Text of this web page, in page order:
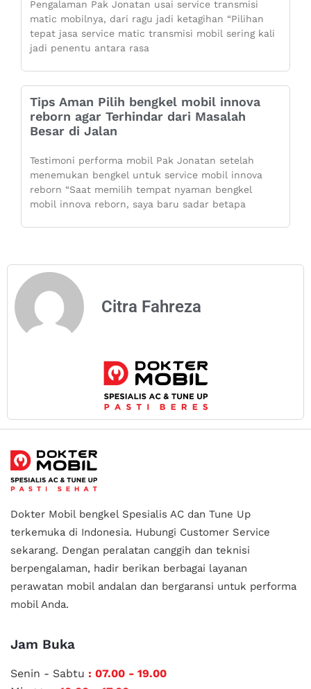
Pengalaman Pak Jonatan usai service transmisi
matic mobilnya, dari ragu jadi ketagihan “Pilihan
tepat jasa service matic transmisi mobil sering kali
jadi penentu antara rasa
Tips Aman Pilih bengkel mobil innova
reborn agar Terhindar dari Masalah
Besar di Jalan
Testimoni performa mobil Pak Jonatan setelah
menemukan bengkel untuk service mobil innova
reborn “Saat memilih tempat nyaman bengkel
mobil innova reborn, saya baru sadar betapa
Citra Fahreza
Dokter Mobil bengkel Spesialis AC dan Tune Up
terkemuka di Indonesia. Hubungi Customer Service
sekarang. Dengan peralatan canggih dan teknisi
berpengalaman, hadir berikan berbagai layanan
perawatan mobil andalan dan bergaransi untuk performa
mobil Anda.
Jam Buka
Senin - Sabtu : 07.00 - 19.00